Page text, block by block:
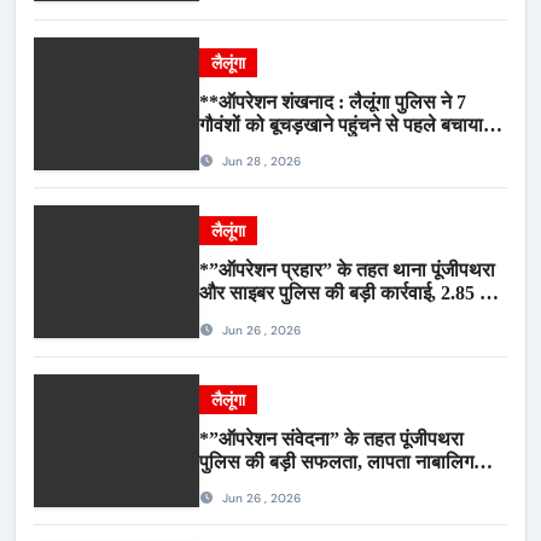
लैलूंगा
**ऑपरेशन शंखनाद : लैलूंगा पुलिस ने 7
गौवंशों को बूचड़खाने पहुंचने से पहले बचाया,
Jun 28 , 2026
लैलूंगा
*”ऑपरेशन प्रहार” के तहत थाना पूंजीपथरा
और साइबर पुलिस की बड़ी कार्रवाई, 2.85 टन
Jun 26 , 2026
लैलूंगा
*”ऑपरेशन संवेदना” के तहत पूंजीपथरा
पुलिस की बड़ी सफलता, लापता नाबालिग
आरोपी गिरफ्तार*
Jun 26 , 2026